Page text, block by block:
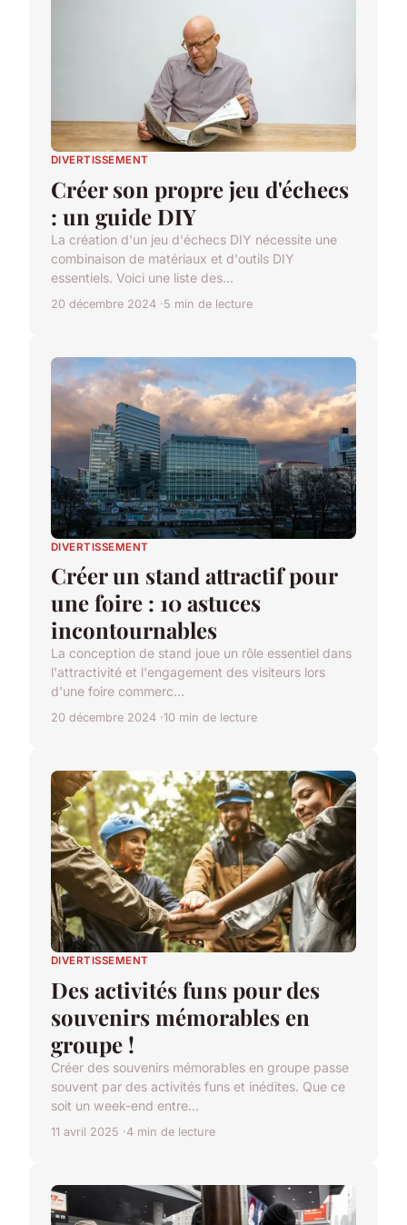
DIVERTISSEMENT
Créer son propre jeu d'échecs
: un guide DIY
La création d'un jeu d'échecs DIY nécessite une
combinaison de matériaux et d'outils DIY
essentiels. Voici une liste des...
20 décembre 2024 5 min de lecture
DIVERTISSEMENT
Créer un stand attractif pour
une foire : 10 astuces
incontournables
La conception de stand joue un rôle essentiel dans
l'attractivité et l'engagement des visiteurs lors
d'une foire commerc...
20 décembre 2024 10 min de lecture
DIVERTISSEMENT
Des activités funs pour des
souvenirs mémorables en
groupe !
Créer des souvenirs mémorables en groupe passe
souvent par des activités funs et inédites. Que ce
soit un week-end entre...
11 avril 2025 4 min de lecture